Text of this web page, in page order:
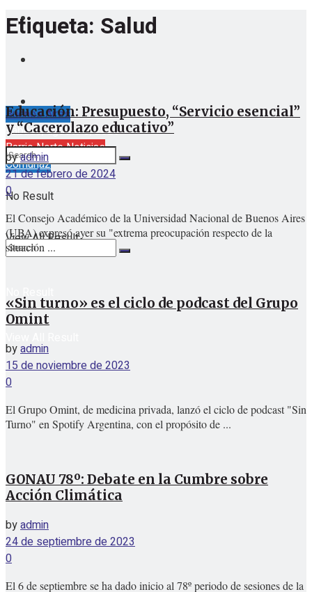
Buenos Aires
sábado, agosto 8, 2026
Barrio Norte Noticias
Comuna2
No Result
View All Result
Etiqueta: Salud
Educación: Presupuesto, “Servicio esencial”
y “Cacerolazo educativo”
byadmin
21 de febrero de 2024
0
El Consejo Académico de la Universidad Nacional de Buenos Aires
(UBA) expresó ayer su "extrema preocupación respecto de la
situación ...
«Sin turno» es el ciclo de podcast del Grupo
Omint
byadmin
15 de noviembre de 2023
0
El Grupo Omint, de medicina privada, lanzó el ciclo de podcast "Sin
Turno" en Spotify Argentina, con el propósito de ...
GONAU 78º: Debate en la Cumbre sobre
Acción Climática
byadmin
24 de septiembre de 2023
0
El 6 de septiembre se ha dado inicio al 78º periodo de sesiones de la